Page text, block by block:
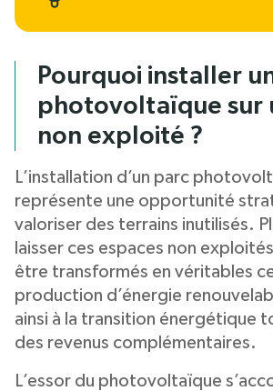
Pourquoi installer
photovoltaïque sur
non exploité ?
L’installation d’un parc
représente une opportunité
valoriser des terrains inutilisés.
laisser ces espaces non
être transformés en véritables
production d’énergie
ainsi à la transition énergétique
des revenus complémentaires.
L’essor du photovoltaïque